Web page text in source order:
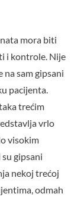
mora biti
i kontrole. Nije
na sam gipsani
pacijenta.
trećim
vrlo
visokim
gipsani
nekoj trećoj
odmah